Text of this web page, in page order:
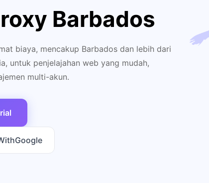
Barbados
biaya, mencakup Barbados dan lebih dari
untuk penjelajahan web yang mudah,
multi-akun.